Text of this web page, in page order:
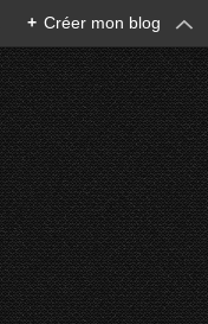
+ Créer mon blog